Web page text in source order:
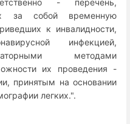
- перечень,
за собой временную
к инвалидности,
инфекцией,
методами
их проведения -
принятым на основании
легких.".